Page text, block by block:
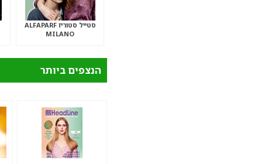
סטייל סטוריז ALFAPARF
MILANO
הנצפים ביותר